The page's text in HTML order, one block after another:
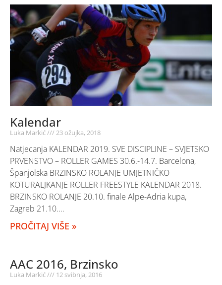
Kalendar
Luka Markić 23 ožujka, 2018
Natjecanja KALENDAR 2019. SVE DISCIPLINE – SVJETSKO
PRVENSTVO – ROLLER GAMES 30.6.-14.7. Barcelona,
Španjolska BRZINSKO ROLANJE UMJETNIČKO
KOTURALJKANJE ROLLER FREESTYLE KALENDAR 2018.
BRZINSKO ROLANJE 20.10. finale Alpe-Adria kupa,
Zagreb 21.10.
PROČITAJ VIŠE »
AAC 2016, Brzinsko
Luka Markić 12 svibnja, 2016